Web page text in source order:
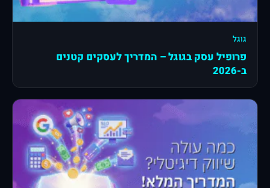
גוגל
פרופיל עסק בגוגל – המדריך לעסקים קטנים
ב-2026